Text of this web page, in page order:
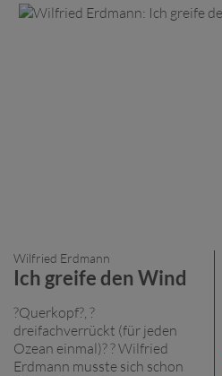
Wilfried Erdmann
Ich greife den Wind
?Querkopf?, ?
dreifachverrückt (für jeden
Ozean einmal)? ? Wilfried
Erdmann musste sich schon